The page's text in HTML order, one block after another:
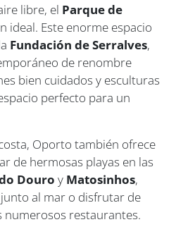
libre, el Parque de
ideal. Este enorme espacio
Fundación de Serralves,
de renombre
bien cuidados y esculturas
perfecto para un
Oporto también ofrece
de hermosas playas en las
Douro y Matosinhos,
al mar o disfrutar de
numerosos restaurantes.